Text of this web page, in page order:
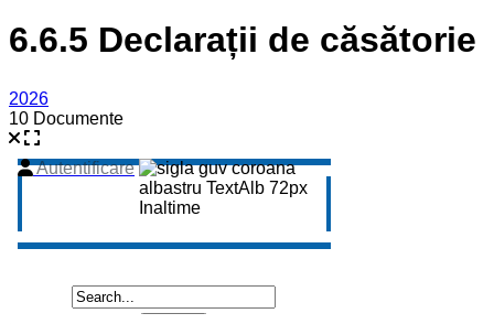
6.6.5 Declarații de căsătorie
2026
10 Documente